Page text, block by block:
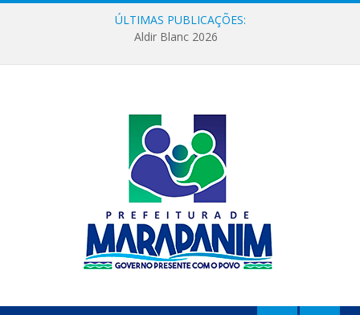
ÚLTIMAS PUBLICAÇÕES:
Aldir Blanc 2026